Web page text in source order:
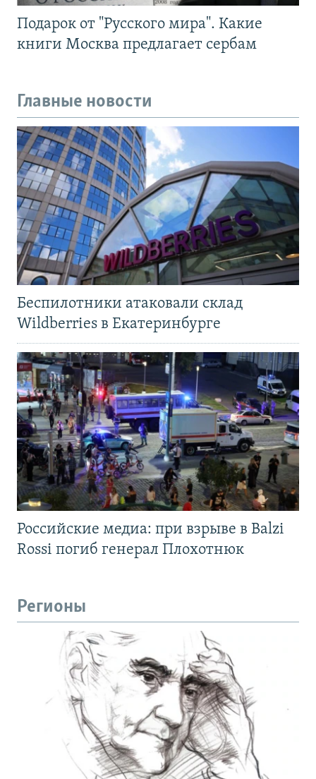
Подарок от "Русского мира". Какие
книги Москва предлагает сербам
Главные новости
Беспилотники атаковали склад
Wildberries в Екатеринбурге
Российские медиа: при взрыве в Balzi
Rossi погиб генерал Плохотнюк
Регионы